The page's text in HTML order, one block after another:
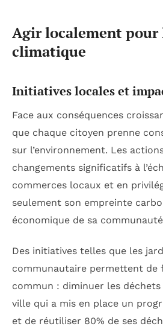
Agir localement
climatique
Initiatives locales et
Face aux conséquences
que chaque citoyen prenne
sur l’environnement. Les
changements significatifs à
commerces locaux et en
seulement son empreinte
économique de sa
Des initiatives telles que les
communautaire permettent de
commun : diminuer les
ville qui a mis en place un
et de réutiliser 80% de ses